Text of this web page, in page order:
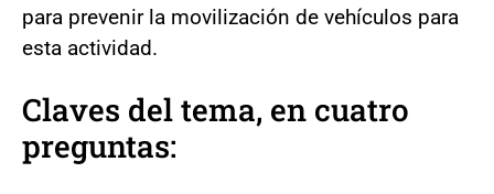
para prevenir la movilización de vehículos para
esta actividad.
Claves del tema, en cuatro
preguntas: